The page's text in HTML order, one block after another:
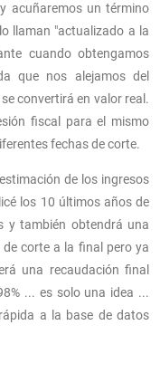
acuñaremos un término
llaman "actualizado a la
cuando obtengamos
que nos alejamos del
convertirá en valor real.
fiscal para el mismo
fechas de corte.
de los ingresos
los 10 últimos años de
y también obtendrá una
corte a la final pero ya
una recaudación final
... es solo una idea ...
a la base de datos